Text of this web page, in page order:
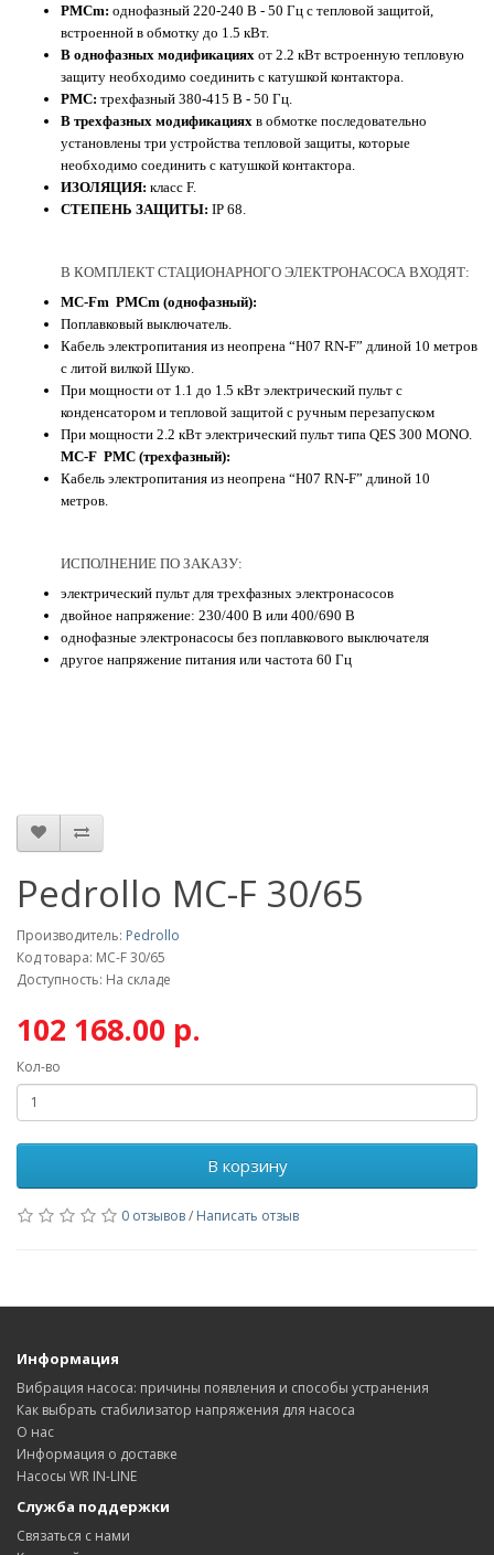
PMCm: однофазный 220-240 В - 50 Гц с тепловой защитой,
встроенной в обмотку до 1.5 кВт.
В однофазных модификациях от 2.2 кВт встроенную тепловую
защиту необходимо соединить с катушкой контактора.
PMC: трехфазный 380-415 В - 50 Гц.
В трехфазных модификациях в обмотке последовательно
установлены три устройства тепловой защиты, которые
необходимо соединить с катушкой контактора.
ИЗОЛЯЦИЯ: класс F.
СТЕПЕНЬ ЗАЩИТЫ: IP 68.
В КОМПЛЕКТ СТАЦИОНАРНОГО ЭЛЕКТРОНАСОСА ВХОДЯТ:
MC-Fm PMCm (однофазный):
Поплавковый выключатель.
Кабель электропитания из неопрена “H07 RN-F” длиной 10 метров
с литой вилкой Шуко.
При мощности от 1.1 до 1.5 кВт электрический пульт с
конденсатором и тепловой защитой с ручным перезапуском
При мощности 2.2 кВт электрический пульт типа QES 300 MONO.
MC-F PMC (трехфазный):
Кабель электропитания из неопрена “H07 RN-F” длиной 10
метров.
ИСПОЛНЕНИЕ ПО ЗАКАЗУ:
электрический пульт для трехфазных электронасосов
двойное напряжение: 230/400 В или 400/690 В
однофазные электронасосы без поплавкового выключателя
другое напряжение питания или частота 60 Гц
Pedrollo MC-F 30/65
Производитель: Pedrollo
Код товара: MC-F 30/65
Доступность: На складе
102 168.00 р.
Кол-во
В корзину
0 отзывов/ Написать отзыв
Информация
Вибрация насоса: причины появления и способы устранения
Как выбрать стабилизатор напряжения для насоса
О нас
Информация о доставке
Насосы WR IN-LINE
Служба поддержки
Связаться с нами